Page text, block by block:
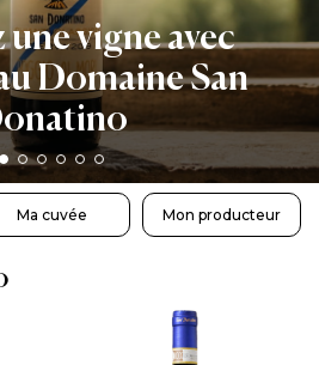
vigne avec
Domaine San
Ma cuvée Mon producteur